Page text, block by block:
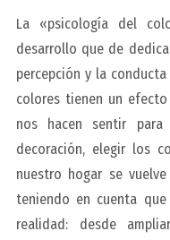
La «psicología del
desarrollo que de
percepción y la
colores tienen un
nos hacen sentir
decoración, elegir los
nuestro hogar se
teniendo en cuenta
realidad: desde